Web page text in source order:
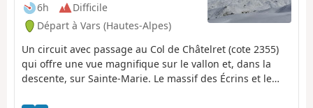
6h
Difficile
Départ à Vars (Hautes-Alpes)
Un circuit avec passage au Col de Châtelret (cote 2355)
qui offre une vue magnifique sur le vallon et, dans la
descente, sur Sainte-Marie. Le massif des Écrins et le